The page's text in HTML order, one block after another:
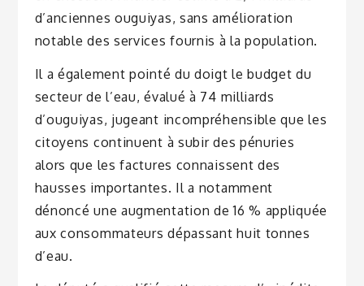
d’anciennes ouguiyas, sans amélioration
notable des services fournis à la population.
Il a également pointé du doigt le budget du
secteur de l’eau, évalué à 74 milliards
d’ouguiyas, jugeant incompréhensible que les
citoyens continuent à subir des pénuries
alors que les factures connaissent des
hausses importantes. Il a notamment
dénoncé une augmentation de 16 % appliquée
aux consommateurs dépassant huit tonnes
d’eau.